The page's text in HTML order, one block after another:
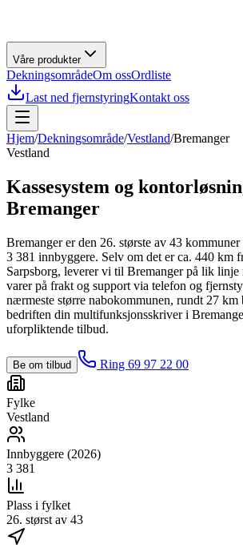
Våre produkter
DekningsområdeOm ossOrdliste
Last ned fjernstyringKontakt oss
Hjem/Dekningsområde/Vestland/Bremanger
Vestland
Kassesystem og
Bremanger
Bremanger er den 26. største av 43
3 381 innbyggere. Selv om det er ca. 440 km
Sarpsborg, leverer vi til Bremanger på lik linje
varer på frakt og support via telefon og
nærmeste større nabokommunen, rundt 27 km
bedriften din multifunksjonsskriver i
uforpliktende tilbud.
Be om tilbud Ring 69 97 22 00
Fylke
Vestland
Innbyggere (2026)
3 381
Plass i fylket
26. størst av 43